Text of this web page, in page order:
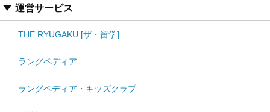
運営サービス
THE RYUGAKU [ザ・留学]
ラングペディア
ラングペディア・キッズクラブ